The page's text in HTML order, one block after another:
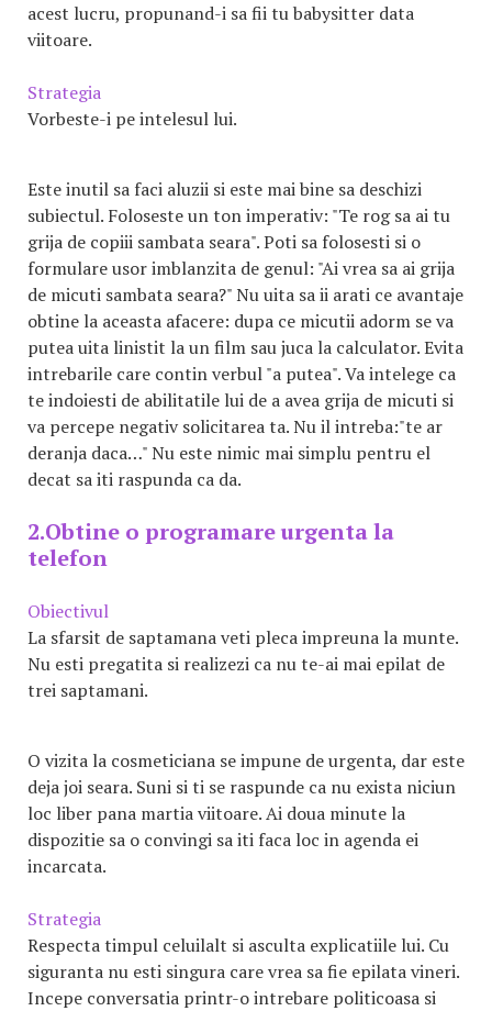
acest lucru, propunand-i sa fii tu babysitter data
viitoare.
Strategia
Vorbeste-i pe intelesul lui.
Este inutil sa faci aluzii si este mai bine sa deschizi
subiectul. Foloseste un ton imperativ: "Te rog sa ai tu
grija de copiii sambata seara". Poti sa folosesti si o
formulare usor imblanzita de genul: "Ai vrea sa ai grija
de micuti sambata seara?" Nu uita sa ii arati ce avantaje
obtine la aceasta afacere: dupa ce micutii adorm se va
putea uita linistit la un film sau juca la calculator. Evita
intrebarile care contin verbul "a putea". Va intelege ca
te indoiesti de abilitatile lui de a avea grija de micuti si
va percepe negativ solicitarea ta. Nu il intreba:"te ar
deranja daca…" Nu este nimic mai simplu pentru el
decat sa iti raspunda ca da.
2.Obtine o programare urgenta la
telefon
Obiectivul
La sfarsit de saptamana veti pleca impreuna la munte.
Nu esti pregatita si realizezi ca nu te-ai mai epilat de
trei saptamani.
O vizita la cosmeticiana se impune de urgenta, dar este
deja joi seara. Suni si ti se raspunde ca nu exista niciun
loc liber pana martia viitoare. Ai doua minute la
dispozitie sa o convingi sa iti faca loc in agenda ei
incarcata.
Strategia
Respecta timpul celuilalt si asculta explicatiile lui. Cu
siguranta nu esti singura care vrea sa fie epilata vineri.
Incepe conversatia printr-o intrebare politicoasa si